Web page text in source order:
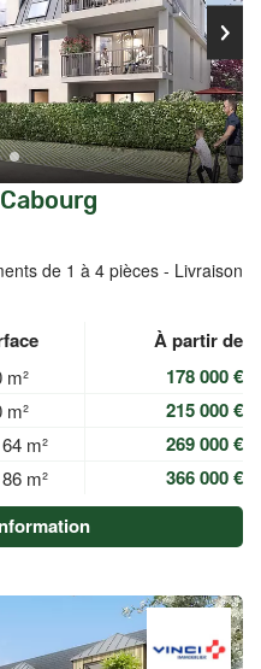
Cabourg
de 1 à 4 pièces - Livraison
À partir de
m² 178 000 €
m² 215 000 €
m² 269 000 €
m²
366 000 €